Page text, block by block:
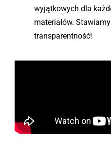
wyjątkowych dla
materiałów.
transparentność!